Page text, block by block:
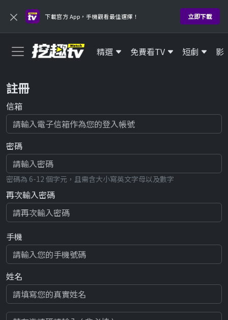
× 下載官方 App，手機觀看最佳選擇！ 立即下載
精選 免費看TV 短劇 影
註冊
信箱
密碼
密碼為 6-12 個字元，且需含大小寫英文字母以及數字
再次輸入密碼
手機
姓名